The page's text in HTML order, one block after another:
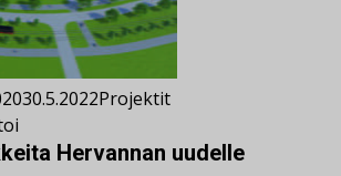
30.5.2022Projektit
Hervannan uudelle